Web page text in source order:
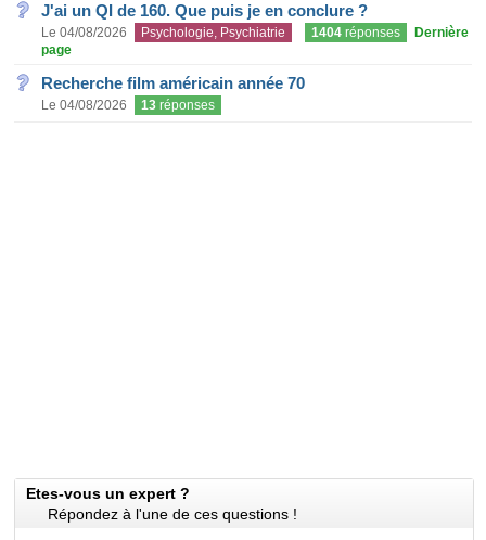
J'ai un QI de 160. Que puis je en conclure ?
Le 04/08/2026 Psychologie, Psychiatrie 1404 réponses
Dernière
page
Recherche film américain année 70
Le 04/08/2026 13 réponses
Etes-vous un expert ?
Répondez à l'une de ces questions !